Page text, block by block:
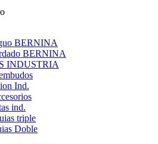
BERNINA
BERNINA
INDUSTRIA
Ind.
ind.
triple
Doble